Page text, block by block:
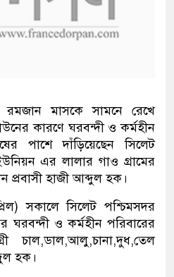
রমজান মাসকে সামনে রেখে
কারণে ঘরবন্দী ও কর্মহীন
পাশে দাঁড়িয়েছেন সিলেট
এর লালার গাও গ্রামের
প্রবাসী হাজী আব্দুল হক।
সকালে সিলেট পশ্চিমসদর
ঘরবন্দী ও কর্মহীন পরিবারের
চাল,ডাল,আলু,চানা,দুধ,তেল
হক।